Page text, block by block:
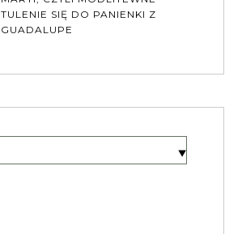
TULENIE SIĘ DO PANIENKI Z
GUADALUPE